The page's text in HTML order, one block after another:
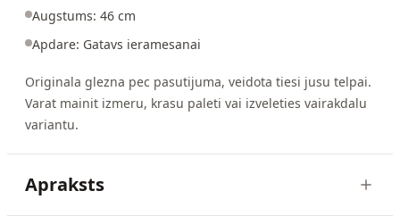
Augstums: 46 cm
Apdare: Gatavs ieramesanai
Originala glezna pec pasutijuma, veidota tiesi jusu telpai.
Varat mainit izmeru, krasu paleti vai izveleties vairakdalu
variantu.
Apraksts